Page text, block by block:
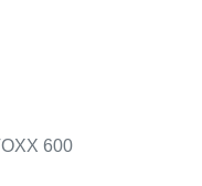
600